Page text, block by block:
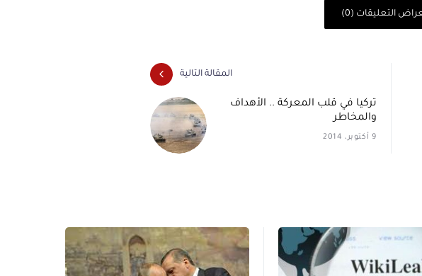
التعليقات (0)
المقالة التالية
تركيا في قلب المعركة .. الأهداف
والمخاطر
9 أكتوبر، 2014